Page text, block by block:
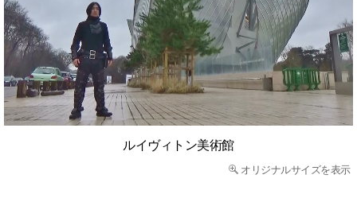
ルイヴィトン美術館
オリジナルサイズを表示